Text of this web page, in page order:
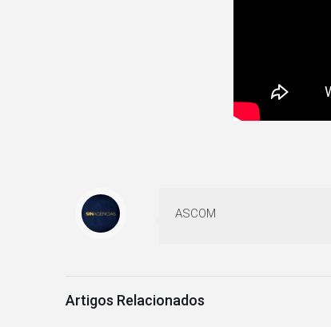
ASCOM
Artigos Relacionados